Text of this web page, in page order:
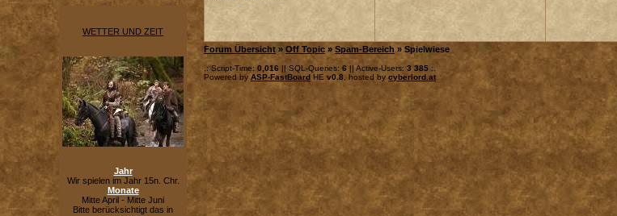
WETTER UND ZEIT
Jahr
Wir spielen im Jahr 15n. Chr.
Monate
Mitte April - Mitte Juni
Bitte berücksichtigt das in
Forum Übersicht » Off Topic » Spam-Bereich » Spielwiese
.: Script-Time: 0,016 || SQL-Queries: 6 || Active-Users: 3 385 :.
Powered by ASP-FastBoard HE v0.8 , hosted bycyberlord.at